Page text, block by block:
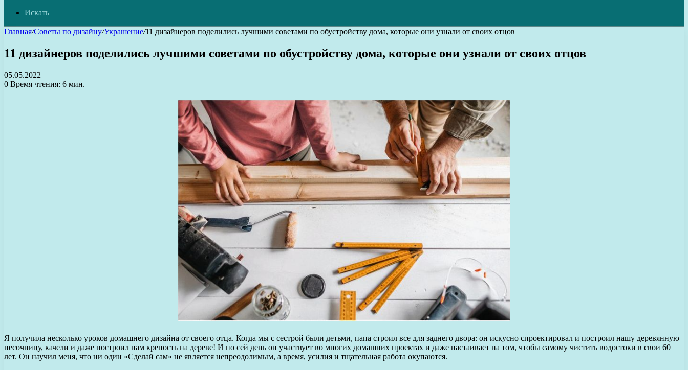
Искать
Главная/Советы по дизайну/Украшение/11 дизайнеров поделились лучшими советами по обустройству дома, которые они узнали от своих отцов
11 дизайнеров поделились лучшими советами по обустройству дома, которые они узнали от своих отцов
05.05.2022
0 Время чтения: 6 мин.
Я получила несколько уроков домашнего дизайна от своего отца. Когда мы с сестрой были детьми, папа строил все для заднего двора: он искусно спроектировал и построил нашу деревянную
песочницу, качели и даже построил нам крепость на дереве! И по сей день он участвует во многих домашних проектах и даже настаивает на том, чтобы самому чистить водостоки в свои 60
лет. Он научил меня, что ни один «Сделай сам» не является непреодолимым, а время, усилия и тщательная работа окупаются.